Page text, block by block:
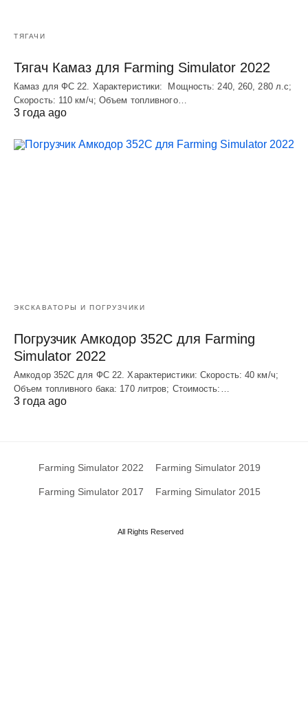
ТЯГАЧИ
Тягач Камаз для Farming Simulator 2022
Камаз для ФС 22. Характеристики: Мощность: 240, 260, 280 л.с;
Скорость: 110 км/ч; Объем топливного…
3 года ago
ЭКСКАВАТОРЫ И ПОГРУЗЧИКИ
Погрузчик Амкодор 352С для Farming
Simulator 2022
Амкодор 352С для ФС 22. Характеристики: Скорость: 40 км/ч;
Объем топливного бака: 170 литров; Стоимость:…
3 года ago
Farming Simulator 2022 Farming Simulator 2019
Farming Simulator 2017 Farming Simulator 2015
All Rights Reserved